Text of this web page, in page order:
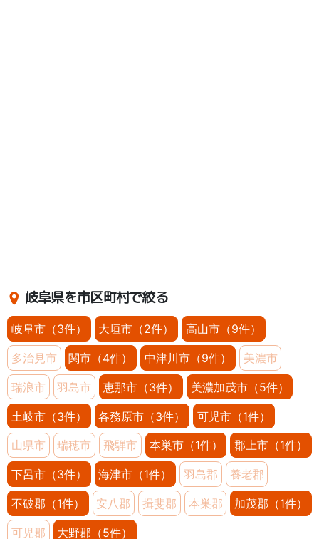
岐阜県を市区町村で絞る
岐阜市（3件） 大垣市（2件） 高山市（9件）
多治見市 関市（4件） 中津川市（9件） 美濃市
瑞浪市 羽島市 恵那市（3件） 美濃加茂市（5件）
土岐市（3件） 各務原市（3件） 可児市（1件）
山県市 瑞穂市 飛騨市 本巣市（1件） 郡上市（1件）
下呂市（3件） 海津市（1件） 羽島郡 養老郡
不破郡（1件） 安八郡 揖斐郡 本巣郡 加茂郡（1件）
可児郡 大野郡（5件）